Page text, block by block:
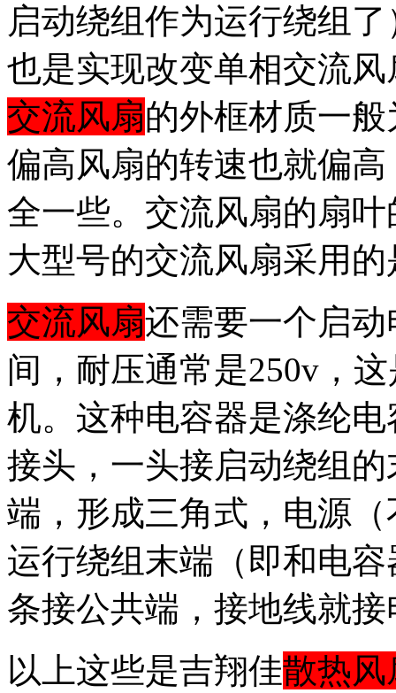
启动绕组作为运行绕组
也是实现改变单相交流
交流风扇的外框材质一
偏高风扇的转速也就偏
全一些。交流风扇的扇
大型号的交流风扇采用
交流风扇还需要一个启
间，耐压通常是250v，
机。这种电容器是涤纶
接头，一头接启动绕组
端，形成三角式，电源
运行绕组末端（即和电
条接公共端，接地线就
以上这些是吉翔佳散热风